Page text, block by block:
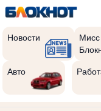
Новости
Мисс
Авто